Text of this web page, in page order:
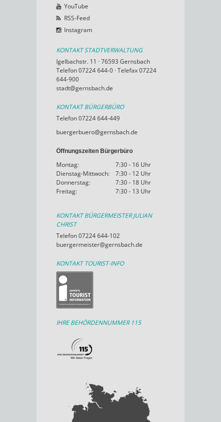
YouTube
RSS-Feed
Instagram
KONTAKT STADTVERWALTUNG
Igelbachstr. 11 · 76593 Gernsbach
Telefon 07224 644-0 · Telefax 07224
644-900
stadt@gernsbach.de
KONTAKT BÜRGERBÜRO
Telefon 07224 644-449
buergerbuero@gernsbach.de
Öffnungszeiten Bürgerbüro
Montag:
7:30 - 16 Uhr
Dienstag-Mittwoch:
7:30 - 12 Uhr
Donnerstag:
7:30 - 18 Uhr
Freitag:
7:30 - 13 Uhr
KONTAKT BÜRGERMEISTER JULIAN
CHRIST
Telefon 07224 644-102
buergermeister@gernsbach.de
KONTAKT TOURIST-INFO
IHRE BEHÖRDENNUMMER 115